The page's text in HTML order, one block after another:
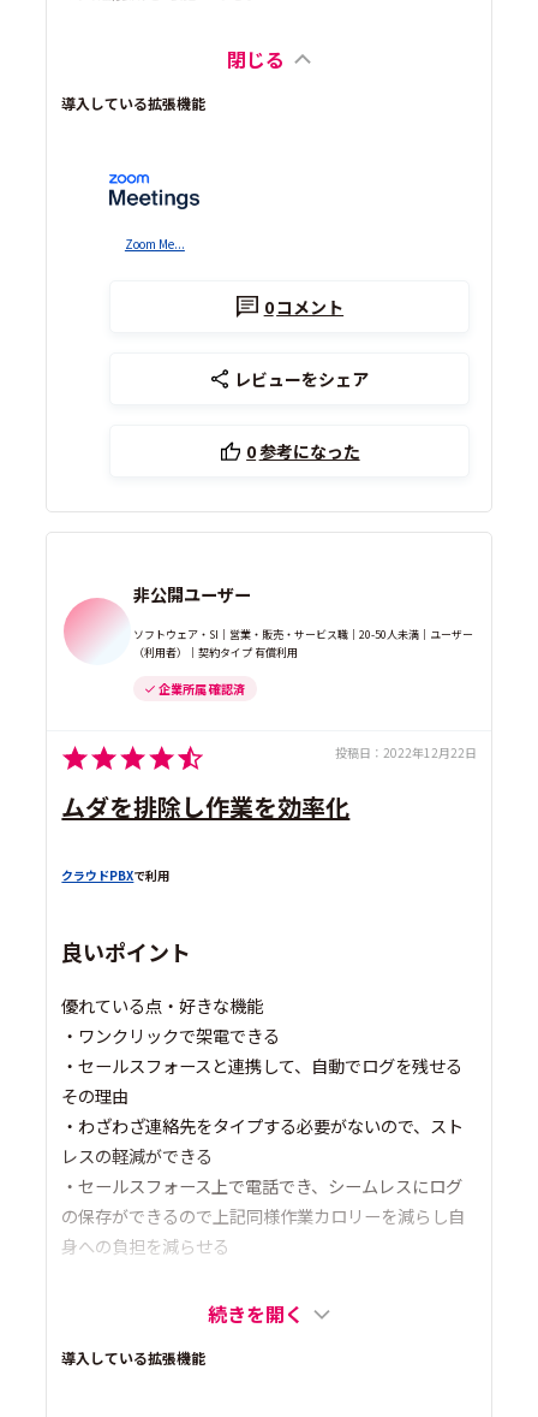
閉じる
導入している拡張機能
Zoom Me...
0コメント
レビューをシェア
0参考になった
非公開ユーザー
ソフトウェア・SI｜営業・販売・サービス職｜20-50人未満｜ユーザー
（利用者）｜契約タイプ 有償利用
企業所属 確認済
投稿日： 2022年12月22日
ムダを排除し作業を効率化
クラウドPBXで利用
良いポイント
優れている点・好きな機能
・ワンクリックで架電できる
・セールスフォースと連携して、自動でログを残せる
その理由
・わざわざ連絡先をタイプする必要がないので、スト
レスの軽減ができる
・セールスフォース上で電話でき、シームレスにログ
の保存ができるので上記同様作業カロリーを減らし自
身への負担を減らせる
続きを開く
導入している拡張機能